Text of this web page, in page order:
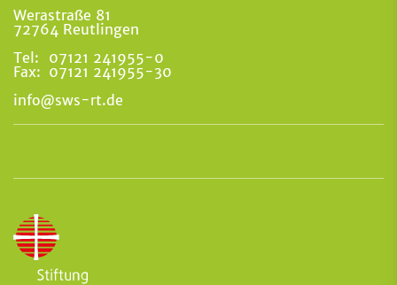
Werastraße 81
72764 Reutlingen
Tel:
07121 241955-0
Fax: 07121 241955-30
info@sws-rt.de